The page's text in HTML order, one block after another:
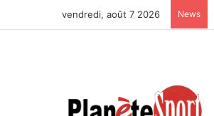
vendredi, août 7 2026 News